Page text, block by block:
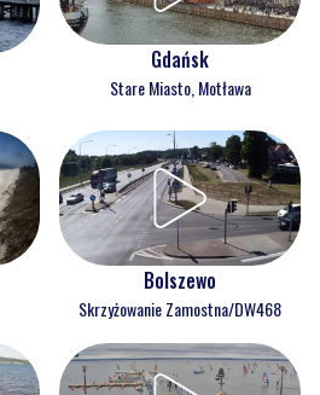
Gdańsk
Stare Miasto, Motława
Bolszewo
Skrzyżowanie Zamostna/DW468